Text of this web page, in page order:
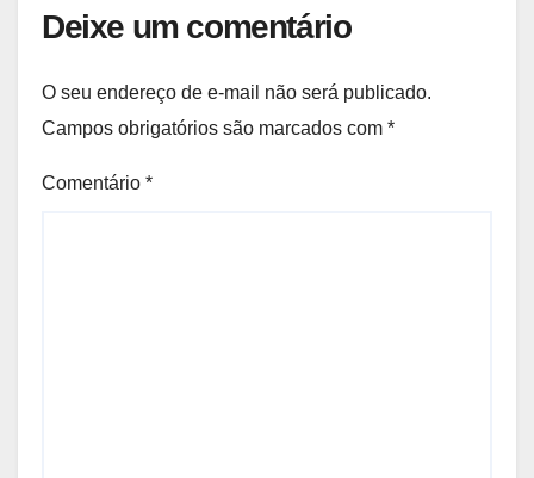
Deixe um comentário
O seu endereço de e-mail não será publicado.
Campos obrigatórios são marcados com *
Comentário *